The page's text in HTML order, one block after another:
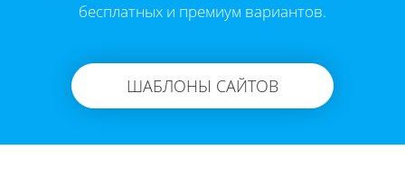
бесплатных и премиум вариантов.
ШАБЛОНЫ САЙТОВ